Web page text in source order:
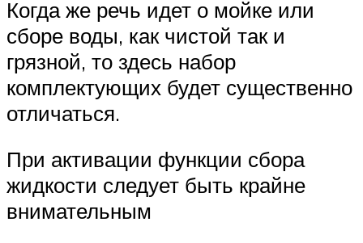
Когда же речь идет о мойке или
сборе воды, как чистой так и
грязной, то здесь набор
комплектующих будет существенно
отличаться.
При активации функции сбора
жидкости следует быть крайне
внимательным